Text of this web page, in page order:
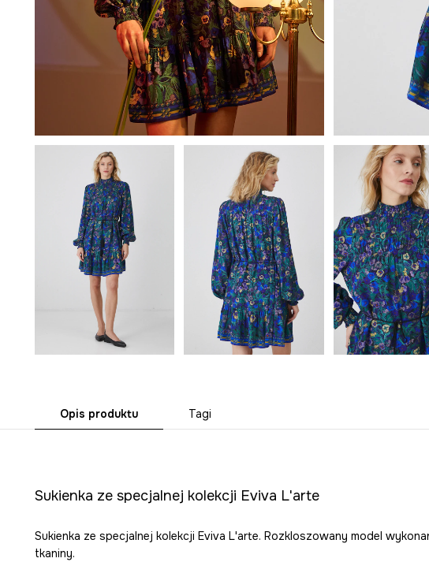
Opis produktu Tagi
Sukienka ze specjalnej kolekcji Eviva L'arte
Sukienka ze specjalnej kolekcji Eviva L'arte. Rozkloszowany model
tkaniny.